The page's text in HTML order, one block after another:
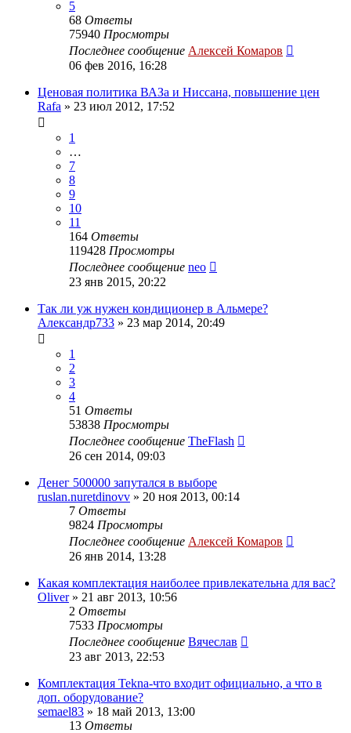
5
68 Ответы
75940 Просмотры
Последнее сообщение Алексей Комаров
06 фев 2016, 16:28
Ценовая политика ВАЗа и Ниссана, повышение цен
Rafa » 23 июл 2012, 17:52
1
…
7
8
9
10
11
164 Ответы
119428 Просмотры
Последнее сообщение neo
23 янв 2015, 20:22
Так ли уж нужен кондиционер в Альмере?
Александр733 » 23 мар 2014, 20:49
1
2
3
4
51 Ответы
53838 Просмотры
Последнее сообщение TheFlash
26 сен 2014, 09:03
Денег 500000 запутался в выборе
ruslan.nuretdinovv » 20 ноя 2013, 00:14
7 Ответы
9824 Просмотры
Последнее сообщение Алексей Комаров
26 янв 2014, 13:28
Какая комплектация наиболее привлекательна для вас?
Oliver» 21 авг 2013, 10:56
2 Ответы
7533 Просмотры
Последнее сообщение Вячеслав
23 авг 2013, 22:53
Комплектация Tekna-что входит официально, а что в
доп. оборудование?
semael83 » 18 май 2013, 13:00
13 Ответы